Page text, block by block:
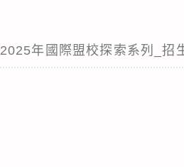
2025年國際盟校探索系列_招